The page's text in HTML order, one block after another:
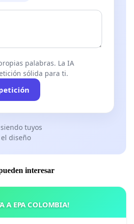
palabras. La IA
sólida para ti.
tuyos
diseño
interesar
A EPA COLOMBIA!